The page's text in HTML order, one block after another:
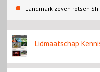
Landmark zeven rotsen
naar verwachting
bezoekers
Lidmaatschap